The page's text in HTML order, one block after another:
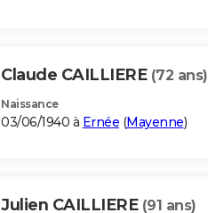
Claude CAILLIERE (72 ans)
Naissance
03/06/1940 à Ernée (Mayenne)
Julien CAILLIERE (91 ans)